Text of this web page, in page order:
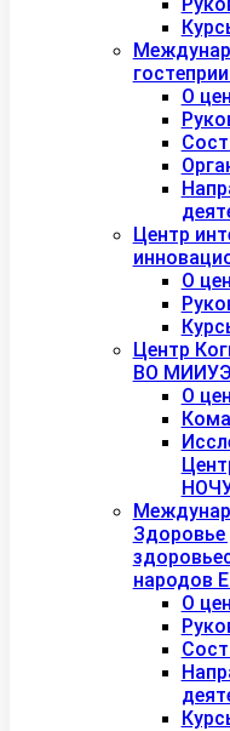
О
Центр
О
Центр
ВО
О
Здоровье
народов
О